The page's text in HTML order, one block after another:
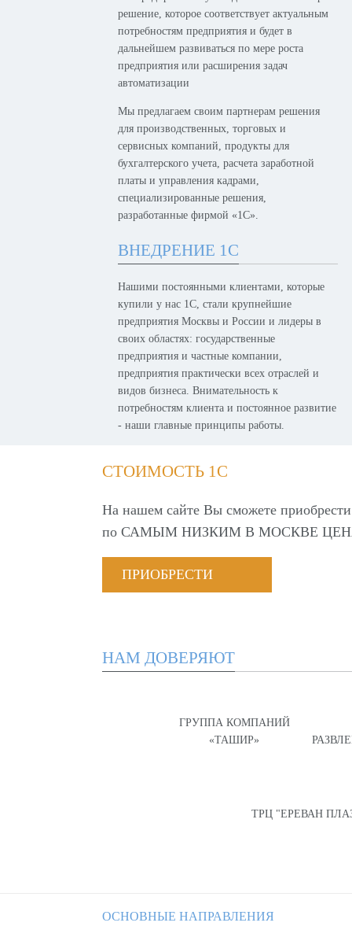
решение, которое соответствует актуальным
потребностям предприятия и будет в
дальнейшем развиваться по мере роста
предприятия или расширения задач
автоматизации
Мы предлагаем своим партнерам решения
для производственных, торговых и
сервисных компаний, продукты для
бухгалтерского учета, расчета заработной
платы и управления кадрами,
специализированные решения,
разработанные фирмой «1С».
ВНЕДРЕНИЕ 1С
Нашими постоянными клиентами, которые
купили у нас 1С, стали крупнейшие
предприятия Москвы и России и лидеры в
своих областях: государственные
предприятия и частные компании,
предприятия практически всех отраслей и
видов бизнеса. Внимательность к
потребностям клиента и постоянное развитие
- наши главные принципы работы.
СТОИМОСТЬ 1С
На нашем сайте Вы сможете
по САМЫМ НИЗКИМ В МОСКВЕ
ПРИОБРЕСТИ
НАМ ДОВЕРЯЮТ
ГРУППА КОМПАНИЙ
«ТАШИР»
ТРЦ "ЕРЕВАН
ОСНОВНЫЕ НАПРАВЛЕНИЯ